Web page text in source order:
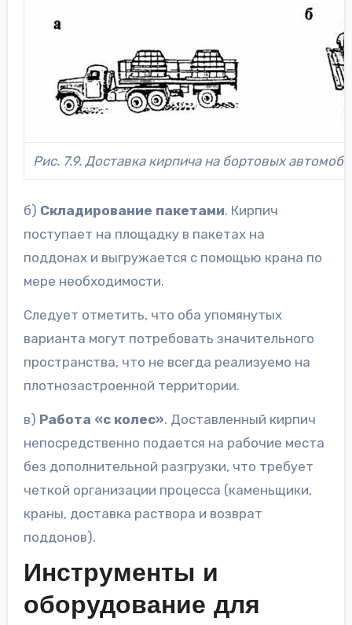
Рис. 7.9. Доставка кирпича на бортовых
б) Складирование пакетами. Кирпич
поступает на площадку в пакетах на
поддонах и выгружается с помощью крана по
мере необходимости.
Следует отметить, что оба упомянутых
варианта могут потребовать значительного
пространства, что не всегда реализуемо на
плотнозастроенной территории.
в) Работа «с колес». Доставленный кирпич
непосредственно подается на рабочие места
без дополнительной разгрузки, что требует
четкой организации процесса (каменьщики,
краны, доставка раствора и возврат
поддонов).
Инструменты и
оборудование для